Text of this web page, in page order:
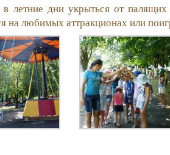
в летние дни укрыться от
на любимых аттракционах или